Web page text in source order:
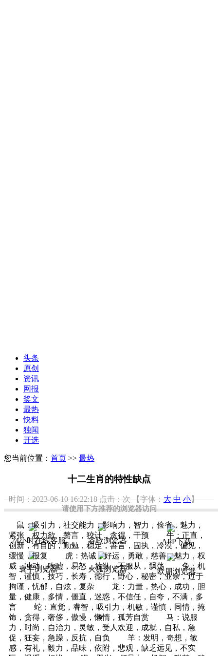
请使用下方推荐的浏览器访问
24小时在线客服 谷歌浏览器 APP下载
寰宇浏览器 火狐浏览器 欧朋浏览器
头条
原创
资讯
网报
奖文
最热
快料
独闻
开选
您当前位置： 首页 >> 最热
十二生肖的特性缺点
时间：2023-06-10 16:22:18点击：次 【字体：大 中 小】
鼠：吸引力，社交能力，影响力，智力，俭省，魅力，
紧张，权力欲，赘言，狡计，贪得，干预 牛：正直，
创新，有目的，勤勉，稳定，善言，固执，冷漠，偏见，
缓慢，报复 虎：热诚，好运，勇敢，慈善，魅力，权
威，冲动，吹嘘，易怒，放纵，不服从，飘荡 兔：机
智，谨慎，技巧，长寿，德行，野心，秘密，业余，过于
拘谨，忧郁，自炫，复杂 龙：力量，热心，成功，胆
量，健康，多情，僵直，迷惑，不信任，自夸，不满，多
言 蛇：直觉，睿智，吸引力，机敏，谨慎，同情，掩
饰，贪得，奢侈，傲慢，懒惰，孤芳自赏 马：说服
力，时尚，自治力，灵敏，受人欢迎，成就，自私，急
促，狂妄，急躁，反抗，自负 羊：发明，奇想，敏
感，有礼，毅力，品味，依附，悲观，缺乏远见，不实